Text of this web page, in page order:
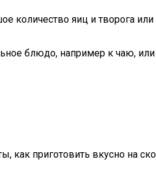
количество яиц и творога
блюдо, например к чаю,